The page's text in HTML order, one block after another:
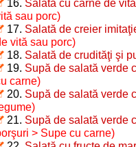
16. Salată cu carne de
sau porc)
17. Salată de creier
vită sau porc)
18. Salată de crudităţi şi
19. Supă de salată verde
carne)
20. Supă de salată verde
21. Supă de salată verde
> Supe cu carne)